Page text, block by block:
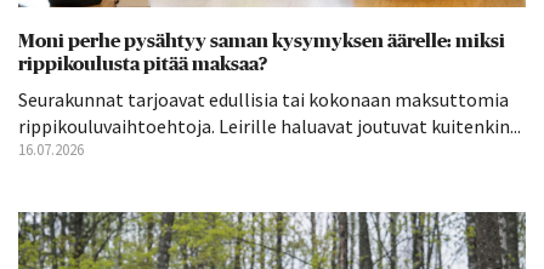
Moni perhe pysähtyy saman kysymyksen äärelle: miksi
rippikoulusta pitää maksaa?
Seurakunnat tarjoavat edullisia tai kokonaan maksuttomia
rippikouluvaihtoehtoja. Leirille haluavat joutuvat kuitenkin...
16.07.2026